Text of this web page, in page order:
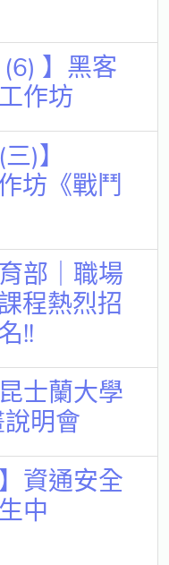
(6) 】黑客
作坊
)】
坊《戰鬥
部｜職場
程熱烈招
!!
士蘭大學
明會
資通安全
中